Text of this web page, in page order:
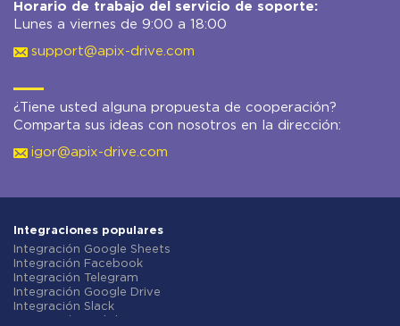
Horario de trabajo del servicio de soporte:
Lunes a viernes de 9:00 a 18:00
support@apix-drive.com
¿Tiene usted alguna propuesta de cooperación?
Comparta sus ideas con nosotros en la dirección:
igor@apix-drive.com
Integraciones populares
Integración Google Sheets
Integración Facebook
Integración Telegram
Integración Google Drive
Integración Slack